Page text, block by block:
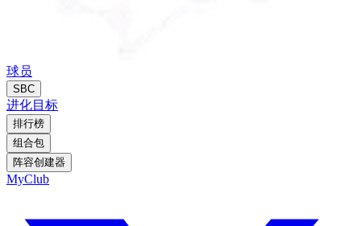
球员
SBC
进化目标
排行榜
组合包
阵容创建器
MyClub